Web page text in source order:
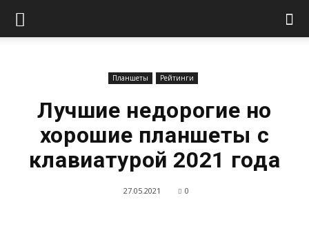
Планшеты Рейтинги
Лучшие недорогие но
хорошие планшеты с
клавиатурой 2021 года
27.05.2021 0